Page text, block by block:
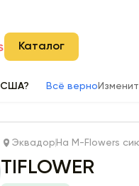
Каталог
США? Всё верно
Эквадор На M-Flowers с
TIFLOWER